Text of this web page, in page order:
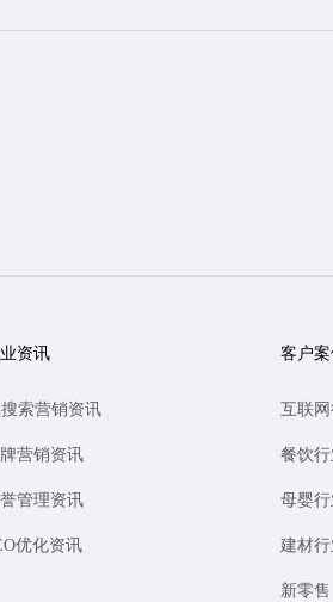
资讯
索营销资讯
营销资讯
管理资讯
优化资讯
客户案
互联
餐饮行
母婴行
建材行
新零售